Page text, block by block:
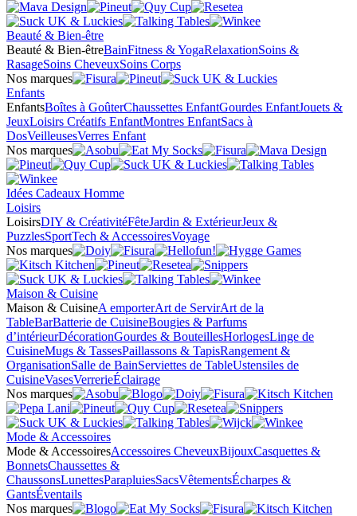
Beauté & Bien-être
Beauté & Bien-êtreBainFitness & YogaRelaxationSoins &
RasageSoins CheveuxSoins Corps
Nos marques
Enfants
EnfantsBoîtes à GoûterChaussettes EnfantGourdes EnfantJouets &
JeuxLoisirs Créatifs EnfantMontres EnfantSacs à
DosVeilleusesVerres Enfant
Nos marques
Idées Cadeaux Homme
Loisirs
LoisirsDIY & CréativitéFêteJardin & ExtérieurJeux &
PuzzlesSportTech & AccessoiresVoyage
Nos marques
Maison & Cuisine
Maison & CuisineA emporterArt de ServirArt de la
TableBarBatterie de CuisineBougies & Parfums
d’intérieurDécorationGourdes & BouteillesHorlogesLinge de
CuisineMugs & TassesPaillassons & TapisRangement &
OrganisationSalle de BainServiettes de TableUstensiles de
CuisineVasesVerrerieÉclairage
Nos marques
Mode & Accessoires
Mode & AccessoiresAccessoires CheveuxBijouxCasquettes &
BonnetsChaussettes &
ChaussonsLunettesParapluiesSacsVêtementsÉcharpes &
GantsÉventails
Nos marques